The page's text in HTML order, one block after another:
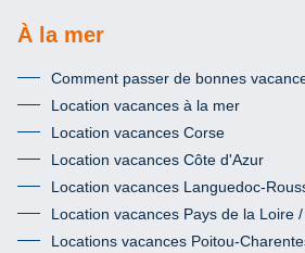
À la mer
Comment passer de bonnes
Location vacances à la mer
Location vacances Corse
Location vacances Côte d'Azur
Location vacances Languedoc-
Location vacances Pays de la Loire
Locations vacances Poitou-